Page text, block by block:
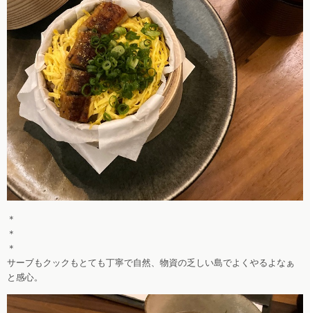
＊
＊
＊
サーブもクックもとても丁寧で自然、物資の乏しい島でよくやるよなぁ
と感心。